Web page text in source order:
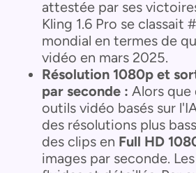
attestée par ses
Kling 1.6 Pro se classait
mondial en termes de
vidéo en mars 2025.
Résolution 1080p et
par seconde : Alors que
outils vidéo basés sur
des résolutions plus
des clips en Full HD
images par seconde.